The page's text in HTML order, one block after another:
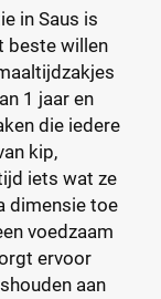
in Saus is
beste willen
1 jaar en
die iedere
kip,
iets wat ze
dimensie toe
voedzaam
ervoor
aan